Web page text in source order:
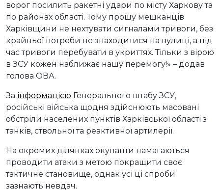
ворог посилить ракетні удари по місту Харкову та
по районах області. Тому прошу мешканців
Харківщини не нехтувати сигналами тривоги, без
крайньої потреби не знаходитися на вулиці, а під
час тривоги перебувати в укриттях. Тільки з вірою
в ЗСУ кожен наближає нашу перемогу!» – додав
голова ОВА.
За інформацією Генерального штабу ЗСУ,
російські війська щодня здійснюють масовані
обстріли населених пунктів Харківської області з
танків, ствольної та реактивної артилерії.
На окремих ділянках окупанти намагаються
проводити атаки з метою покращити своє
тактичне становище, однак усі ці спроби
зазнають невдач.